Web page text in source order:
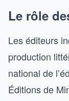
Le rôle
Les éditeurs
production
national de
Éditions de